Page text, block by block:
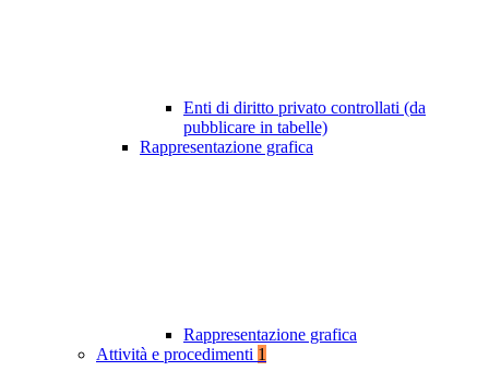
Enti di diritto privato controllati (da
pubblicare in tabelle)
Rappresentazione grafica
Rappresentazione grafica
Attività e procedimenti 1